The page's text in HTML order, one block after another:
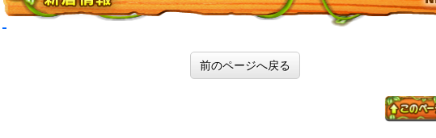
前のページへ戻る